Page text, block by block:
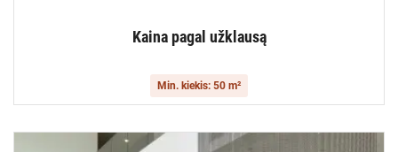
Kaina pagal užklausą
Min. kiekis: 50 m²